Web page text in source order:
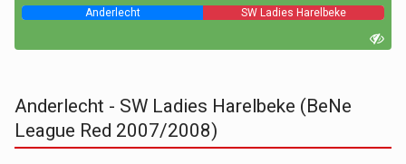
Anderlecht SW Ladies Harelbeke
Anderlecht - SW Ladies Harelbeke (BeNe
League Red 2007/2008)